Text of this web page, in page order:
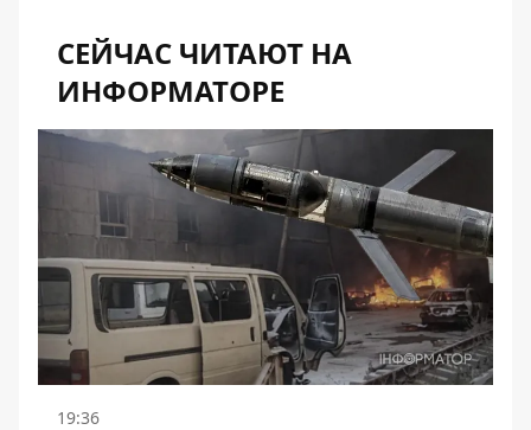
СЕЙЧАС ЧИТАЮТ НА
ИНФОРМАТОРЕ
19:36